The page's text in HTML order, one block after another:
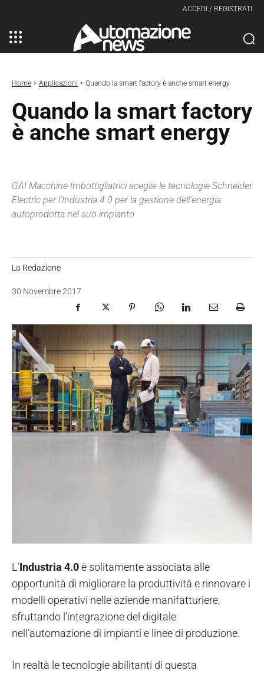
ACCEDI / REGISTRATI
Home Applicazioni Quando la smart factory è anche smart energy
Quando la smart factory
è anche smart energy
GAI Macchine Imbottigliatrici sceglie le tecnologie Schneider
Electric per l’Industria 4.0 per la gestione dell’energia
autoprodotta nel suo impianto
La Redazione
30 Novembre 2017
L’Industria 4.0è solitamente associata alle
opportunità di migliorare la produttività e rinnovare i
modelli operativi nelle aziende manifatturiere,
sfruttando l’integrazione del digitale
nell’automazione di impianti e linee di produzione.
In realtà le tecnologie abilitanti di questa